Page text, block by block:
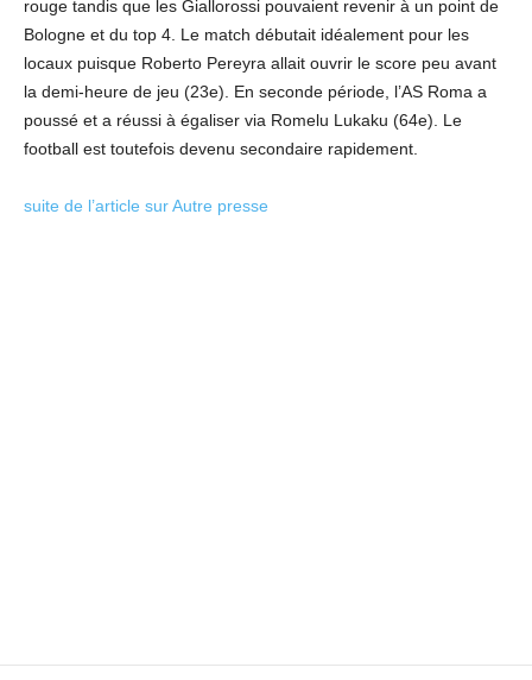
rouge tandis que les Giallorossi pouvaient revenir à un point de
Bologne et du top 4. Le match débutait idéalement pour les
locaux puisque Roberto Pereyra allait ouvrir le score peu avant
la demi-heure de jeu (23e). En seconde période, l’AS Roma a
poussé et a réussi à égaliser via Romelu Lukaku (64e). Le
football est toutefois devenu secondaire rapidement.
suite de l’article sur Autre presse